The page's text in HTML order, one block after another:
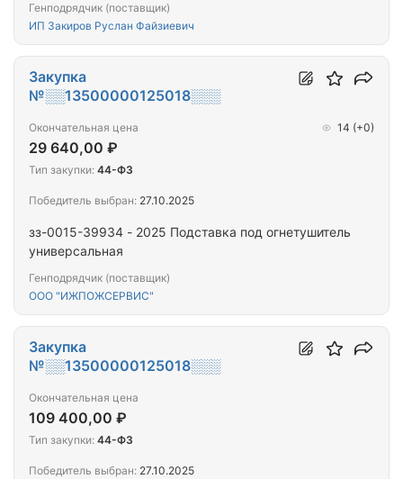
Генподрядчик (поставщик)
ИП Закиров Руслан Файзиевич
зз-0015-39934 - 2025 Подставка под огнетушитель
универсальная
Генподрядчик (поставщик)
ООО "ИЖПОЖСЕРВИС"
Закупка
№░░13500000125018░░░
Окончательная цена
29 640,00 ₽
14 (+0)
Тип закупки: 44-ФЗ
Победитель выбран: 27.10.2025
Закупка
№░░13500000125018░░░
Окончательная цена
109 400,00 ₽
Тип закупки: 44-ФЗ
Победитель выбран: 27.10.2025